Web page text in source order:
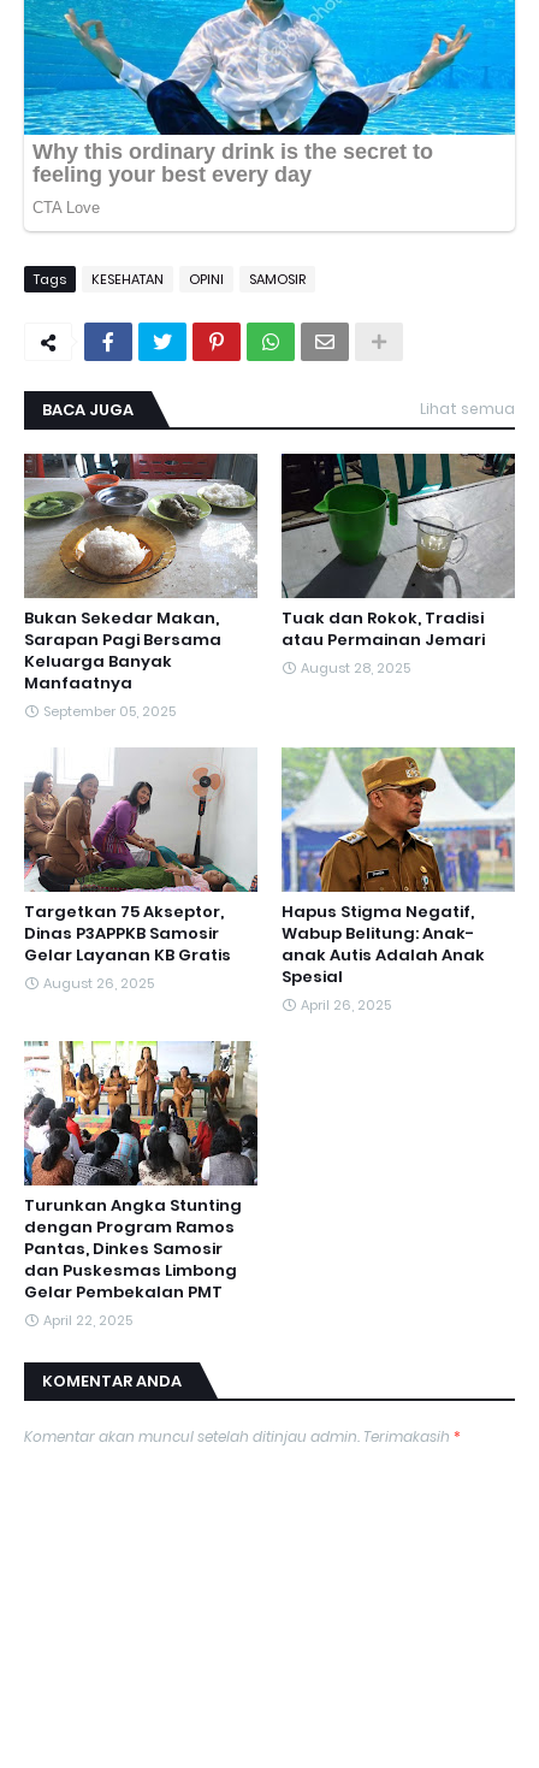
Tags KESEHATAN OPINI SAMOSIR
BACA JUGA Lihat semua
Bukan Sekedar Makan,
Sarapan Pagi Bersama
Keluarga Banyak
Manfaatnya
September 05, 2025
Tuak dan Rokok, Tradisi
atau Permainan Jemari
August 28, 2025
Targetkan 75 Akseptor,
Dinas P3APPKB Samosir
Gelar Layanan KB Gratis
August 26, 2025
Hapus Stigma Negatif,
Wabup Belitung: Anak-
anak Autis Adalah Anak
Spesial
April 26, 2025
Turunkan Angka Stunting
dengan Program Ramos
Pantas, Dinkes Samosir
dan Puskesmas Limbong
Gelar Pembekalan PMT
April 22, 2025
KOMENTAR ANDA
Komentar akan muncul setelah ditinjau admin. Terimakasih *